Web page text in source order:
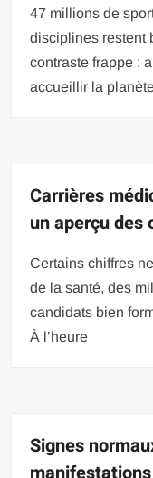
47 millions de
disciplines restent
contraste frappe :
accueillir la
Carrières
un aperçu des
Certains chiffres
de la santé, des
candidats bien
À l’heure
Signes